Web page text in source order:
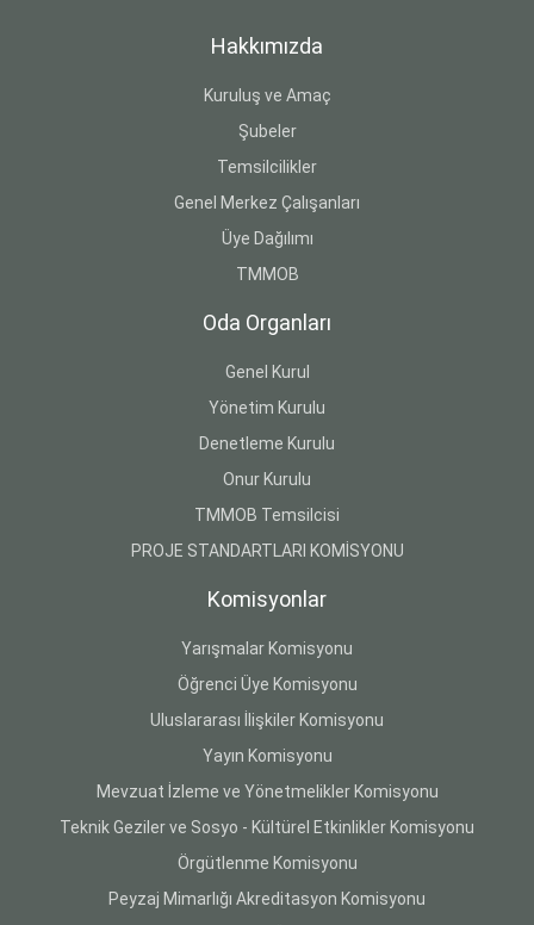
Hakkımızda
Kuruluş ve Amaç
Şubeler
Temsilcilikler
Genel Merkez Çalışanları
Üye Dağılımı
TMMOB
Oda Organları
Genel Kurul
Yönetim Kurulu
Denetleme Kurulu
Onur Kurulu
TMMOB Temsilcisi
PROJE STANDARTLARI KOMİSYONU
Komisyonlar
Yarışmalar Komisyonu
Öğrenci Üye Komisyonu
Uluslararası İlişkiler Komisyonu
Yayın Komisyonu
Mevzuat İzleme ve Yönetmelikler Komisyonu
Teknik Geziler ve Sosyo - Kültürel Etkinlikler Komisyonu
Örgütlenme Komisyonu
Peyzaj Mimarlığı Akreditasyon Komisyonu